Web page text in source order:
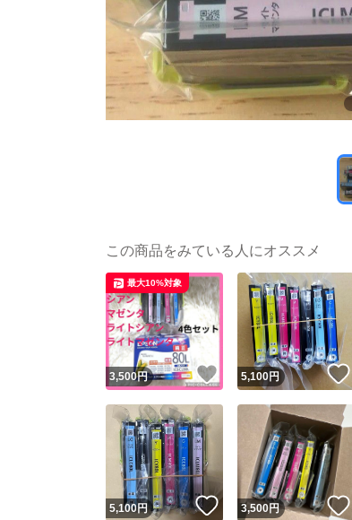
この商品をみている人にオススメ
3,500円 いいね！
最大10%対象
5,100円
5,100円 いいね！
3,500円